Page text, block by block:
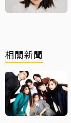
相關新聞